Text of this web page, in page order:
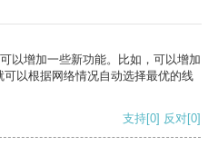
以增加一些新功能。比如，可以增加
以根据网络情况自动选择最优的线
支持[0] 反对[0]